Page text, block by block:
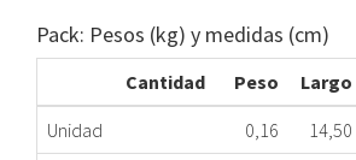
Pack: Pesos (kg) y medidas (cm)
Cantidad Peso Largo
Unidad
0,16 14,50